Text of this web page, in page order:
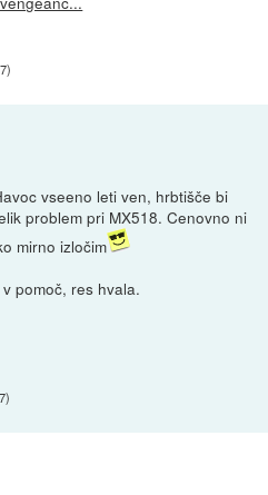
)
vseeno leti ven, hrbtišče bi
problem pri MX518. Cenovno ni
mirno izločim
pomoč, res hvala.
)